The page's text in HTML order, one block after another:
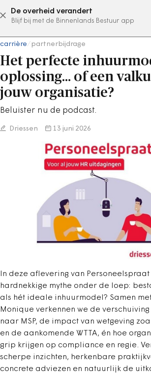
De overheid verandert
Blijf bij met de Binnenlands Bestuur app
abonneer nu
carrière partnerbijdrage
Het perfecte
oplossing… of een
jouw organisatie?
Beluister nu de podcast.
Driessen 13 juni 2026
In deze aflevering van Personeelspraat
hardnekkige mythe onder de loep:
als hét ideale inhuurmodel? Samen
Monique verkennen we de
naar MSP, de impact van wetgeving
en de aankomende WTTA, én hoe
grip krijgen op compliance en regie.
scherpe inzichten, herkenbare
concrete adviezen en natuurlijk de